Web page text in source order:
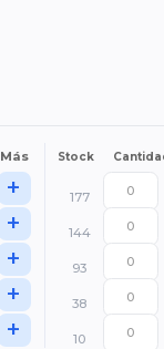
Más Stock
+
177
+
144
+
93
+
38
+ 10